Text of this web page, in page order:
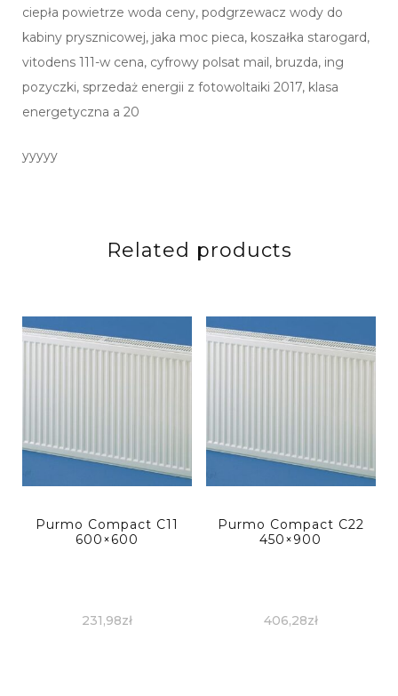
ciepła powietrze woda ceny, podgrzewacz wody do
kabiny prysznicowej, jaka moc pieca, koszałka starogard,
vitodens 111-w cena, cyfrowy polsat mail, bruzda, ing
pozyczki, sprzedaż energii z fotowoltaiki 2017, klasa
energetyczna a 20
yyyyy
Related products
Purmo Compact C11
600×600
231,98zł
Purmo Compact C22
450×900
406,28zł